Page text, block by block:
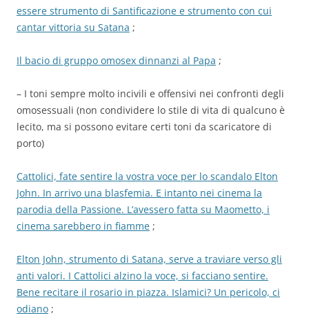
essere strumento di Santificazione e strumento con cui
cantar vittoria su Satana ;
Il bacio di gruppo omosex dinnanzi al Papa ;
– I toni sempre molto incivili e offensivi nei confronti degli
omosessuali (non condividere lo stile di vita di qualcuno è
lecito, ma si possono evitare certi toni da scaricatore di
porto)
Cattolici, fate sentire la vostra voce per lo scandalo Elton
John. In arrivo una blasfemia. E intanto nei cinema la
parodia della Passione. L’avessero fatta su Maometto, i
cinema sarebbero in fiamme ;
Elton John, strumento di Satana, serve a traviare verso gli
anti valori. I Cattolici alzino la voce, si facciano sentire.
Bene recitare il rosario in piazza. Islamici? Un pericolo, ci
odiano ;